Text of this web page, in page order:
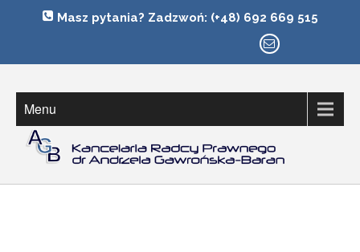
Masz pytania? Zadzwoń: (+48) 692 669 515
AGB – KANCELARIA
Menu